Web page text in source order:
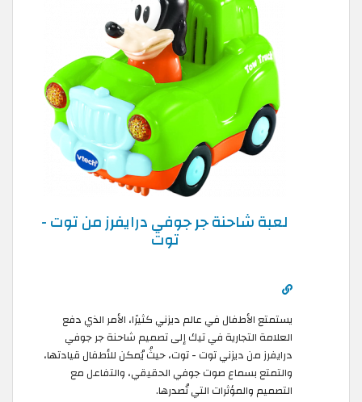
لعبة شاحنة جر جوفي درايفرز من توت -
توت
يستمتع الأطفال في عالم ديزني كثيرًا، الأمر الذي دفع
العلامة التجارية في تيك إلى تصميم شاحنة جر جوفي
درايفرز من ديزني توت - توت، حيثُ يُمكن للأطفال قيادتها،
والتمتع بسماع صوت جوفي الحقيقي، والتفاعل مع
التصميم والمؤثرات التي تُصدرها.